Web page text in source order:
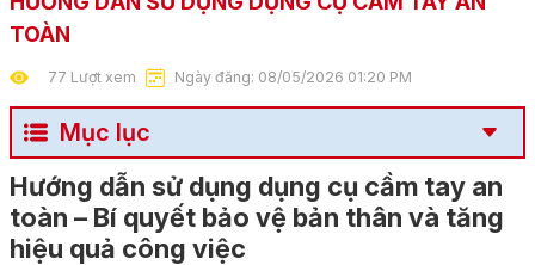
TOÀN
77 Lượt xem Ngày đăng: 08/05/2026 01:20 PM
Mục lục
Hướng dẫn sử dụng dụng cụ cầm tay an
toàn – Bí quyết bảo vệ bản thân và tăng
hiệu quả công việc